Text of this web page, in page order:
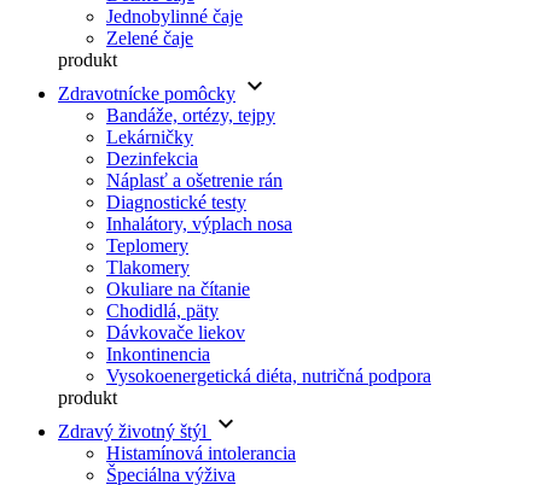
Jednobylinné čaje
Zelené čaje
produkt
Zdravotnícke pomôcky keyboard_arrow_down
Bandáže, ortézy, tejpy
Lekárničky
Dezinfekcia
Náplasť a ošetrenie rán
Diagnostické testy
Inhalátory, výplach nosa
Teplomery
Tlakomery
Okuliare na čítanie
Chodidlá, päty
Dávkovače liekov
Inkontinencia
Vysokoenergetická diéta, nutričná podpora
produkt
Zdravý životný štýl
keyboard_arrow_down
Histamínová intolerancia
Špeciálna výživa